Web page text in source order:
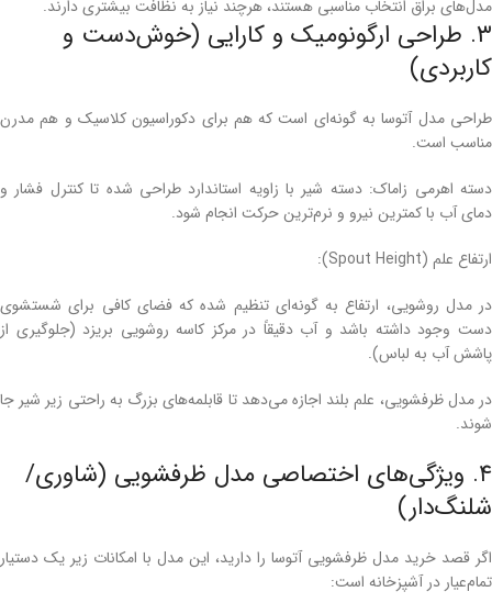
مدل‌های براق انتخاب مناسبی هستند، هرچند نیاز به نظافت بیشتری دارند.
۳. طراحی ارگونومیک و کارایی (خوش‌دست و
کاربردی)
طراحی مدل آتوسا به گونه‌ای است که هم برای دکوراسیون کلاسیک و هم مدرن
مناسب است.
دسته اهرمی زاماک: دسته شیر با زاویه استاندارد طراحی شده تا کنترل فشار و
دمای آب با کمترین نیرو و نرم‌ترین حرکت انجام شود.
ارتفاع علم (Spout Height):
در مدل روشویی، ارتفاع به گونه‌ای تنظیم شده که فضای کافی برای شستشوی
دست وجود داشته باشد و آب دقیقاً در مرکز کاسه روشویی بریزد (جلوگیری از
پاشش آب به لباس).
در مدل ظرفشویی، علم بلند اجازه می‌دهد تا قابلمه‌های بزرگ به راحتی زیر شیر جا
شوند.
۴. ویژگی‌های اختصاصی مدل ظرفشویی (شاوری/
شلنگ‌دار)
اگر قصد خرید مدل ظرفشویی آتوسا را دارید، این مدل با امکانات زیر یک دستیار
تمام‌عیار در آشپزخانه است: